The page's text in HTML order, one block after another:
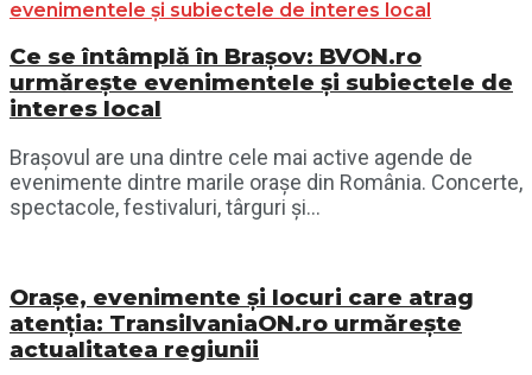
Ce se întâmplă în Brașov: BVON.ro
urmărește evenimentele și subiectele de
interes local
Brașovul are una dintre cele mai active agende de
evenimente dintre marile orașe din România. Concerte,
spectacole, festivaluri, târguri și...
Orașe, evenimente și locuri care atrag
atenția: TransilvaniaON.ro urmărește
actualitatea regiunii